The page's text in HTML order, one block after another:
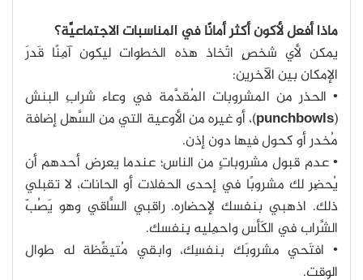
ماذا أفعل لأكون أكثر أمانًا في المناسبات الاجتماعيَّة؟
يمكن لأي شخصٍ اتّخاذ هذه الخطوات ليكون آمِنًا قَدرَ
الإمكان بين الآخرين:
• الحذر من المشروبات المُقدَّمة في وعاء شرابِ البنش
(
punchbowls)، أو غيرِه من الأوعية التي من السَّهل إضافة
مُخدر أو كحول فيها دون إذن.
• عدم قبول مشروباتٍ من الناس؛ عندما يعرِض أحدهم أن
يُحضِر لك مشروبًا في إحدى الحفلات أو الحانات، لا تقبلي
ذلك. اذهبي بنفسك لإحضاره. راقبي السًّاقي وهو يَصُبّ
الشَّراب في الكَأس واحمِليه بِنفسك.
• افتَحي مشروبَك بنفسِك، وابقي مُتيقِّظة له طوال
الوقت.